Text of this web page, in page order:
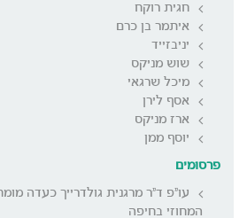
חגית רוקח
איתמר בן כרם
יניבזייד
שוש מניקס
מיכל שרגאי
אסף לירן
ארז מניקס
יוסף ממן
פרסומים
עו"פ ד"ר מרגנית גולדרייך כעדה
המחוזי בחיפה